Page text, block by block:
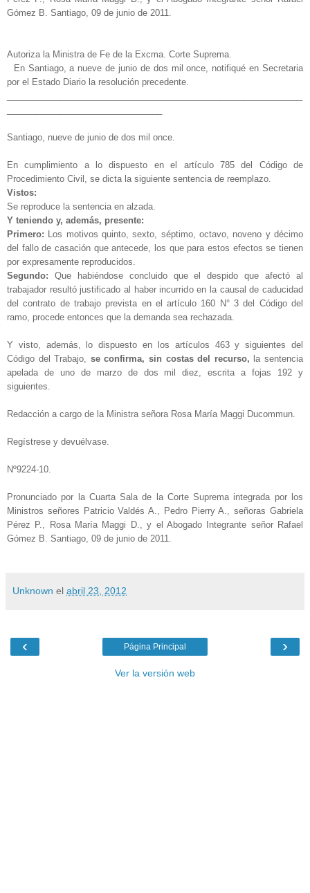
Gómez B. Santiago, 09 de junio de 2011.
Autoriza la Ministra de Fe de la Excma. Corte Suprema.
En Santiago, a nueve de junio de dos mil once, notifiqué en Secretaria
por el Estado Diario la resolución precedente.
Santiago, nueve de junio de dos mil once.
En cumplimiento a lo dispuesto en el artículo 785 del Código de
Procedimiento Civil, se dicta la siguiente sentencia de reemplazo.
Vistos:
Se reproduce la sentencia en alzada.
Y teniendo y, además, presente:
Primero: Los motivos quinto, sexto, séptimo, octavo, noveno y décimo
del fallo de casación que antecede, los que para estos efectos se tienen
por expresamente reproducidos.
Segundo: Que habiéndose concluido que el despido que afectó al
trabajador resultó justificado al haber incurrido en la causal de caducidad
del contrato de trabajo prevista en el artículo 160 N° 3 del Código del
ramo, procede entonces que la demanda sea rechazada.
Y visto, además, lo dispuesto en los artículos 463 y siguientes del
Código del Trabajo, se confirma, sin costas del recurso, la sentencia
apelada de uno de marzo de dos mil diez, escrita a fojas 192 y
siguientes.
Redacción a cargo de la Ministra señora Rosa María Maggi Ducommun.
Regístrese y devuélvase.
Nº9224-10.
Pronunciado por la Cuarta Sala de la Corte Suprema integrada por los
Ministros señores Patricio Valdés A., Pedro Pierry A., señoras Gabriela
Pérez P., Rosa María Maggi D., y el Abogado Integrante señor Rafael
Gómez B. Santiago, 09 de junio de 2011.
Unknown el abril 23, 2012
‹ ›
Página Principal
Ver la versión web